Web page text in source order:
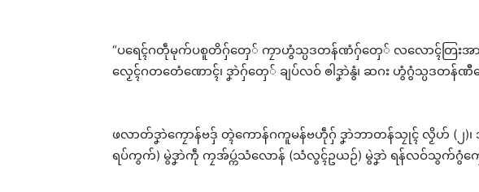
“ပရေၚ်ဂတဵုမုက်ပစူတိဂှ်တှေ် ကၠာဟွံသ္ပဒတန်ဏံဂှ်တှေ် လလောၚ်တြးအာ
လၟေၚ်ဂတတေံဏောၚ်၊ ဒၞာဲဂှ်တှေ် ချပ်လဝ် ၜါဒၞာဲနွံ၊ ဆဂး ဟွံဂွံသ္ပဒတန်ဏီ
ဖလာတ်ဒၞာဲကၠောန်ဗဒှ် တ္ၚဲကောန်ဂကူမန်ဗဟဵုဂှ် ဒၞာဲဘာတန်သၠုၚ် လၟိဟ် (၂
ရပ်ကွက်) မွဲဒၞာဲကဵု ကၠအ်ပ္ကဴသံလောန် (သံလွၚ်ဥယဉ်) မွဲဒၞာဲ ရန်လဝ်သွက်ဂွံကၠေ